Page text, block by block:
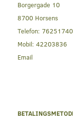
Borgergade 10
8700 Horsens
Telefon: 76251740
Mobil: 42203836
Email